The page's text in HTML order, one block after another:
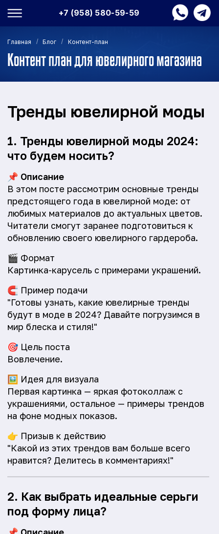
+7 (958) 580-59-59
Главная / Блог / Контент-план
Контент план для ювелирного магазина
Тренды ювелирной моды
1. Тренды ювелирной моды 2024:
что будем носить?
📌 Описание
В этом посте рассмотрим основные тренды
предстоящего года в ювелирной моде: от
любимых материалов до актуальных цветов.
Читатели смогут заранее подготовиться к
обновлению своего ювелирного гардероба.
🎬 Формат
Картинка-карусель с примерами украшений.
🧲 Пример подачи
"Готовы узнать, какие ювелирные тренды
будут в моде в 2024? Давайте погрузимся в
мир блеска и стиля!"
🎯 Цель поста
Вовлечение.
🖼️ Идея для визуала
Первая картинка — яркая фотоколлаж с
украшениями, остальное — примеры трендов
на фоне модных показов.
👉 Призыв к действию
"Какой из этих трендов вам больше всего
нравится? Делитесь в комментариях!"
2. Как выбрать идеальные серьги
под форму лица?